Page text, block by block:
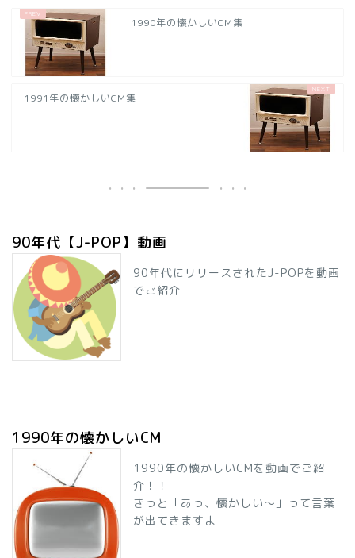
1990年の懐かしいCM集
1991年の懐かしいCM集
90年代【J-POP】動画
90年代にリリースされたJ-POPを動画
でご紹介
1990年の懐かしいCM
1990年の懐かしいCMを動画でご紹
介！！
きっと「あっ、懐かしい～」って言葉
が出てきますよ